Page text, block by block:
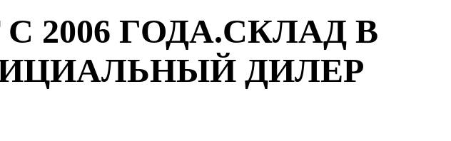
2006 ГОДА.СКЛАД В
ДИЛЕР